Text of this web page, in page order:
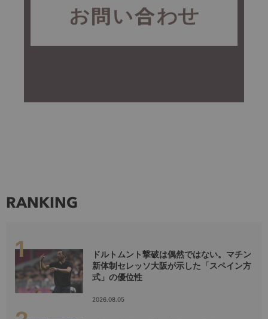
RANKING
ドルトムント撃破は偶然ではない。マチン
新体制セレッソ大阪が示した「スペイン方
式」の優位性
2026.08.05